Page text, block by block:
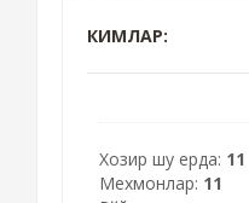
КИМЛАР:
Хозир шу ерда: 11
Мехмонлар: 11